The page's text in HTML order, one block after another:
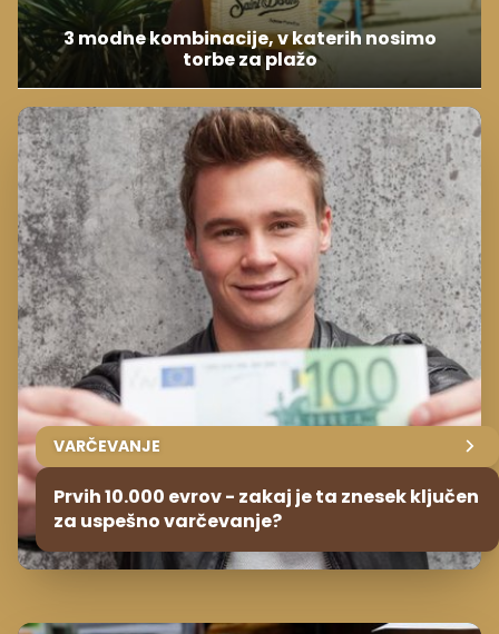
3 modne kombinacije, v katerih nosimo
torbe za plažo
VARČEVANJE
Prvih 10.000 evrov - zakaj je ta znesek ključen
za uspešno varčevanje?